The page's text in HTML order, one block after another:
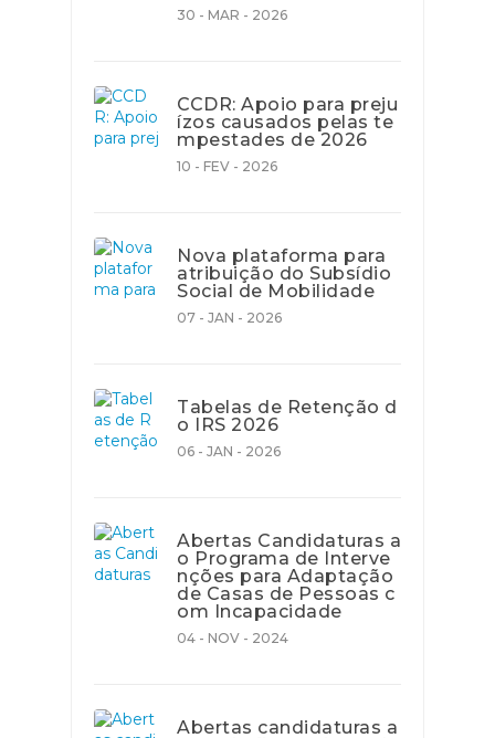
30 - MAR - 2026
CCDR: Apoio para preju
ízos causados pelas te
mpestades de 2026
10 - FEV - 2026
Nova plataforma para
atribuição do Subsídio
Social de Mobilidade
07 - JAN - 2026
Tabelas de Retenção d
o IRS 2026
06 - JAN - 2026
Abertas Candidaturas a
o Programa de Interve
nções para Adaptação
de Casas de Pessoas c
om Incapacidade
04 - NOV - 2024
Abertas candidaturas a